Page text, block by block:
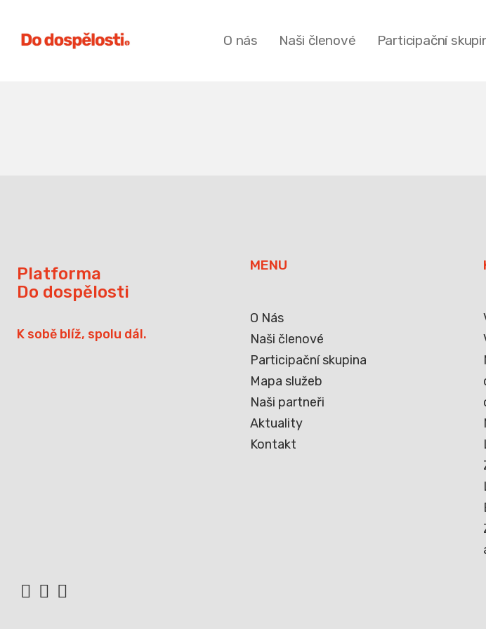
O nás Naši členové Participační
Platforma
Do dospělosti
K sobě blíž, spolu dál.
MENU
O Nás
Naši členové
Participační skupina
Mapa služeb
Naši partneři
Aktuality
Kontakt